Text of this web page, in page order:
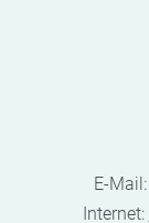
E-Mail:
Internet: